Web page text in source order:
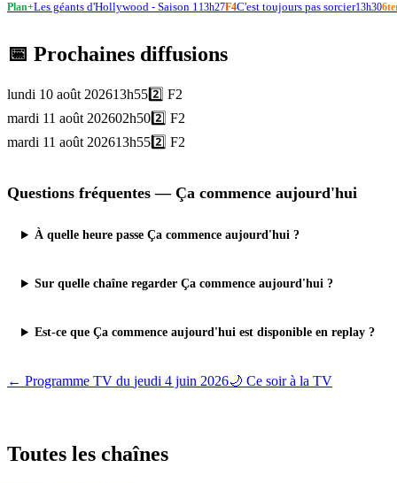
Plan+Les géants d'Hollywood - Saison 113h27F4C'est toujours pas sorcier13h30
📅 Prochaines diffusions
lundi 10 août 202613h552️⃣ F2
mardi 11 août 202602h502️⃣ F2
mardi 11 août 202613h552️⃣ F2
Questions fréquentes — Ça commence aujourd'hui
À quelle heure passe Ça commence aujourd'hui ?
Sur quelle chaîne regarder Ça commence aujourd'hui ?
Est-ce que Ça commence aujourd'hui est disponible en replay ?
← Programme TV du jeudi 4 juin 2026🌙 Ce soir à la TV
Toutes les chaînes